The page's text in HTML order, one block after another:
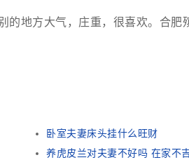
地方大气，庄重，很喜欢。合
卧室夫妻床头挂什么旺财
养虎皮兰对夫妻不好吗 在家不